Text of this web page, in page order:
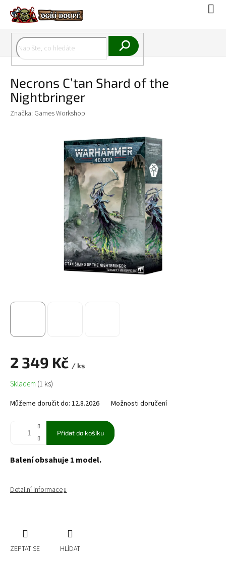
obsah
Necrons C’tan Shard of the
Nightbringer
Značka: Games Workshop
2 349 Kč / ks
Měrná
cena:
Skladem (1 ks)
Můžeme doručit do: 12.8.2026 Možnosti doručení
Přidat do košíku
Balení obsahuje 1 model.
Detailní informace
ZEPTAT SE HLÍDAT